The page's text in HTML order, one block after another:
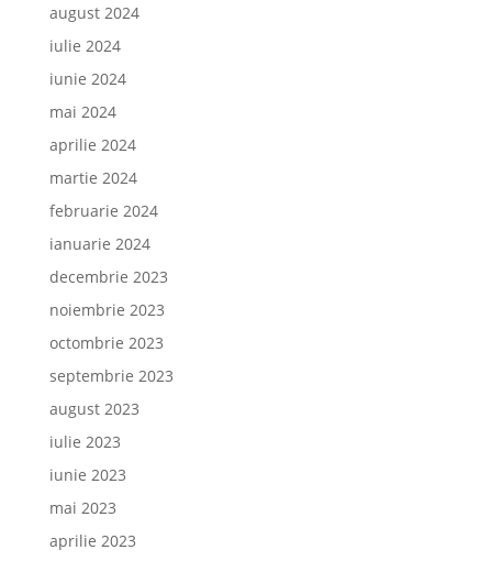
august 2024
iulie 2024
iunie 2024
mai 2024
aprilie 2024
martie 2024
februarie 2024
ianuarie 2024
decembrie 2023
noiembrie 2023
octombrie 2023
septembrie 2023
august 2023
iulie 2023
iunie 2023
mai 2023
aprilie 2023